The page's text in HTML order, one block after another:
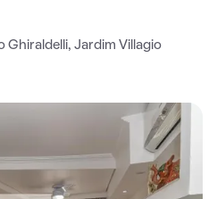
Ghiraldelli, Jardim Villagio